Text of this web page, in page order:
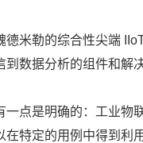
德米勒的综合性尖端
到数据分析的组件和解
一点是明确的：工业物
在特定的用例中得到利